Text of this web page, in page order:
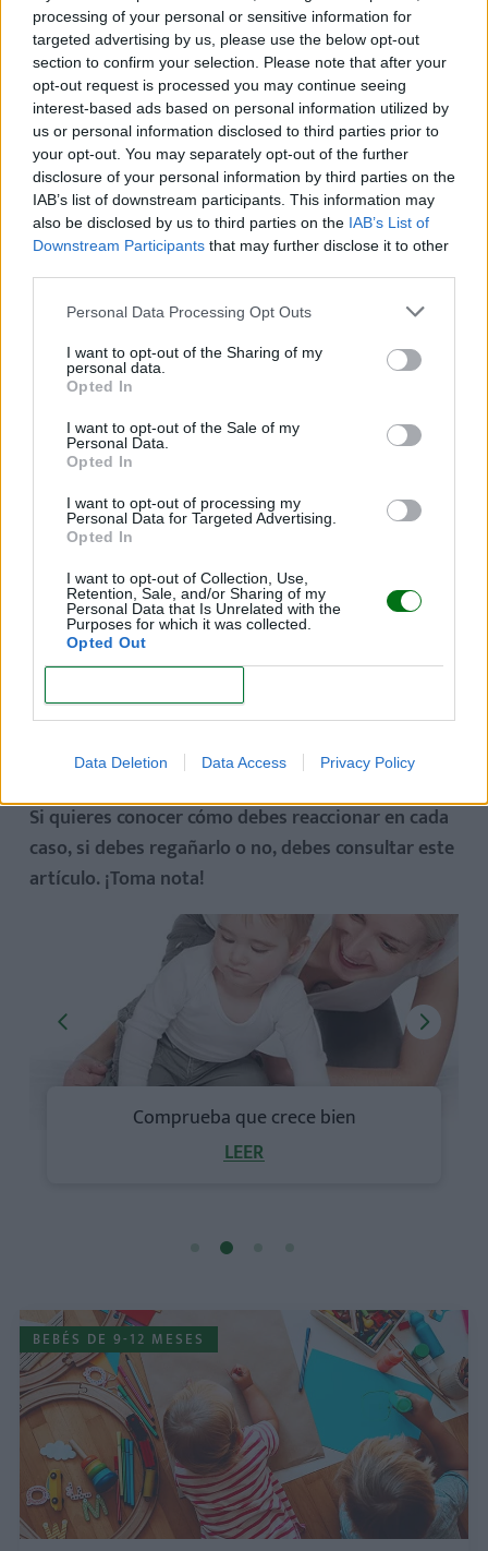
processing of your personal or sensitive information for
targeted advertising by us, please use the below opt-out
section to confirm your selection. Please note that after your
opt-out request is processed you may continue seeing
interest-based ads based on personal information utilized by
us or personal information disclosed to third parties prior to
your opt-out. You may separately opt-out of the further
disclosure of your personal information by third parties on the
IAB’s list of downstream participants. This information may
also be disclosed by us to third parties on the IAB’s List of
Downstream Participants that may further disclose it to other
Personal Data Processing Opt Outs
I want to opt-out of the Sharing of my
personal data.
Opted In
I want to opt-out of the Sale of my
Personal Data.
Opted In
I want to opt-out of processing my
Personal Data for Targeted Advertising.
Opted In
I want to opt-out of Collection, Use,
Retention, Sale, and/or Sharing of my
Personal Data that Is Unrelated with the
Purposes for which it was collected.
Opted Out
Data Deletion Data Access Privacy Policy
niños especiales, los costos y la opinión de otros
padres.
¡Y también te ofrecemos consejos para superar los
primeros días de guardería!¡En este artículo
encontrarás toda la información que te interesa!
Por qué muerde
ciertas ocasiones, muerden. Pero¿cuáles son las
principales causas que pueden originar este
comportamiento en los niños?
Según los expertos,el pequeño puede morder por
atención, defenderse, controlar la situación, etc.
Si quieres conocer cómo debes reaccionar en cada
caso, si debes regañarlo o no, debes consultar este
artículo. ¡Toma nota!
Comprueba que crece bien
LEER
BEBÉS DE 9-12 MESES